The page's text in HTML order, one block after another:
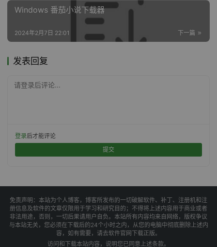
Windows 番茄小说下载器
下一篇
2024年2月7日 22:01
发表回复
请登录后评论...
登录后才能评论
提交
免责声明：本站为个人博客，博客所发布的一切破解软件、补丁、注册机和注
册信息及软件的文章仅限用于学习和研究目的；不得将上述内容用于商业或者
非法用途，否则，一切后果请用户自负。本站所有内容均来自网络，版权争议
与本站无关，您必须在下载后的24个小时之内，从您的电脑中彻底删除上述内
容，如有需要，请去软件官网下载正版。
访问和下载本站内容，说明您已同意上述条款。